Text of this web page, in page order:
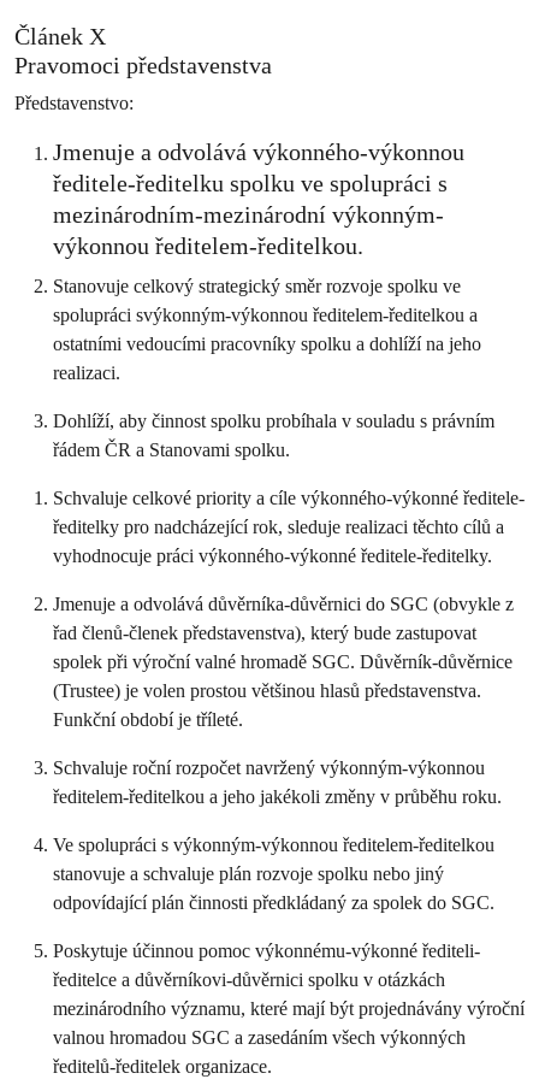
Článek X
Pravomoci představenstva
Představenstvo:
Jmenuje a odvolává výkonného-výkonnou
ředitele-ředitelku spolku ve spolupráci s
mezinárodním-mezinárodní výkonným-
výkonnou ředitelem-ředitelkou.
Stanovuje celkový strategický směr rozvoje spolku ve
spolupráci svýkonným-výkonnou ředitelem-ředitelkou a
ostatními vedoucími pracovníky spolku a dohlíží na jeho
realizaci.
Dohlíží, aby činnost spolku probíhala v souladu s právním
řádem ČR a Stanovami spolku.
Schvaluje celkové priority a cíle výkonného-výkonné ředitele-
ředitelky pro nadcházející rok, sleduje realizaci těchto cílů a
vyhodnocuje práci výkonného-výkonné ředitele-ředitelky.
Jmenuje a odvolává důvěrníka-důvěrnici do SGC (obvykle z
řad členů-členek představenstva), který bude zastupovat
spolek při výroční valné hromadě SGC. Důvěrník-důvěrnice
(Trustee) je volen prostou většinou hlasů představenstva.
Funkční období je tříleté.
Schvaluje roční rozpočet navržený výkonným-výkonnou
ředitelem-ředitelkou a jeho jakékoli změny v průběhu roku.
Ve spolupráci s výkonným-výkonnou ředitelem-ředitelkou
stanovuje a schvaluje plán rozvoje spolku nebo jiný
odpovídající plán činnosti předkládaný za spolek do SGC.
Poskytuje účinnou pomoc výkonnému-výkonné řediteli-
ředitelce a důvěrníkovi-důvěrnici spolku v otázkách
mezinárodního významu, které mají být projednávány výroční
valnou hromadou SGC a zasedáním všech výkonných
ředitelů-ředitelek organizace.